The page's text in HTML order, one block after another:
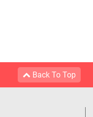
Back To Top